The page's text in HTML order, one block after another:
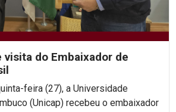
visita do Embaixador de
feira (27), a Universidade
(Unicap) recebeu o embaixador